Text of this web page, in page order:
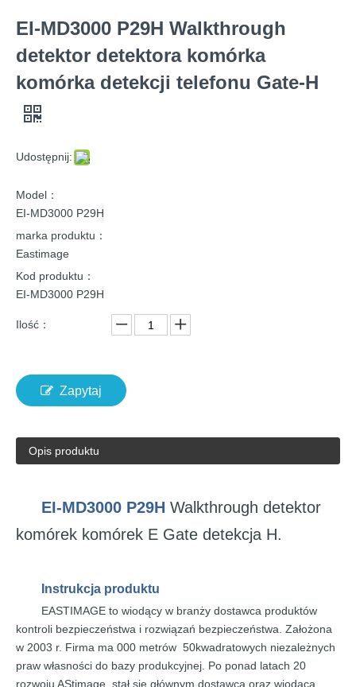
EI-MD3000 P29H Walkthrough
detektor detektora komórka
komórka detekcji telefonu Gate-H
Udostępnij:
Model：
EI-MD3000 P29H
marka produktu：
Eastimage
Kod produktu：
EI-MD3000 P29H
Ilość：
Zapytaj
Opis produktu
EI-MD3000 P29H Walkthrough detektor
komórek komórek E Gate detekcja H.
Instrukcja produktu
EASTIMAGE to wiodący w branży dostawca produktów
kontroli bezpieczeństwa i rozwiązań bezpieczeństwa. Założona
w 2003 r. Firma ma 000 metrów 50kwadratowych niezależnych
praw własności do bazy produkcyjnej. Po ponad latach 20
rozwoju AStimage stał się głównym dostawcą oraz wiodącą